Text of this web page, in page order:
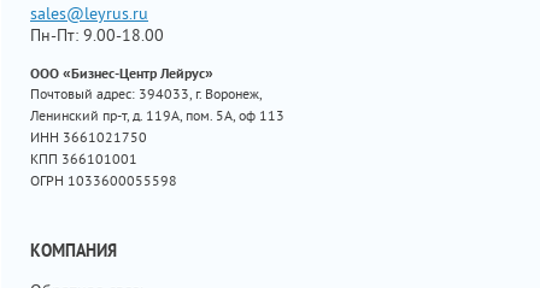
sales@leyrus.ru
Пн-Пт: 9.00-18.00
ООО «Бизнес-Центр Лейрус»
Почтовый адрес: 394033, г. Воронеж,
Ленинский пр-т, д. 119А, пом. 5А, оф 113
ИНН 3661021750
КПП 366101001
ОГРН 1033600055598
КОМПАНИЯ